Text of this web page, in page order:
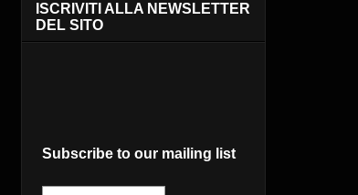
ISCRIVITI ALLA NEWSLETTER
DEL SITO
Subscribe to our mailing list